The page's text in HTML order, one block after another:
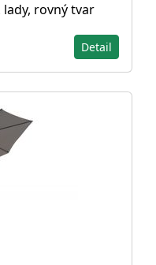
lady, rovný tvar
Detail